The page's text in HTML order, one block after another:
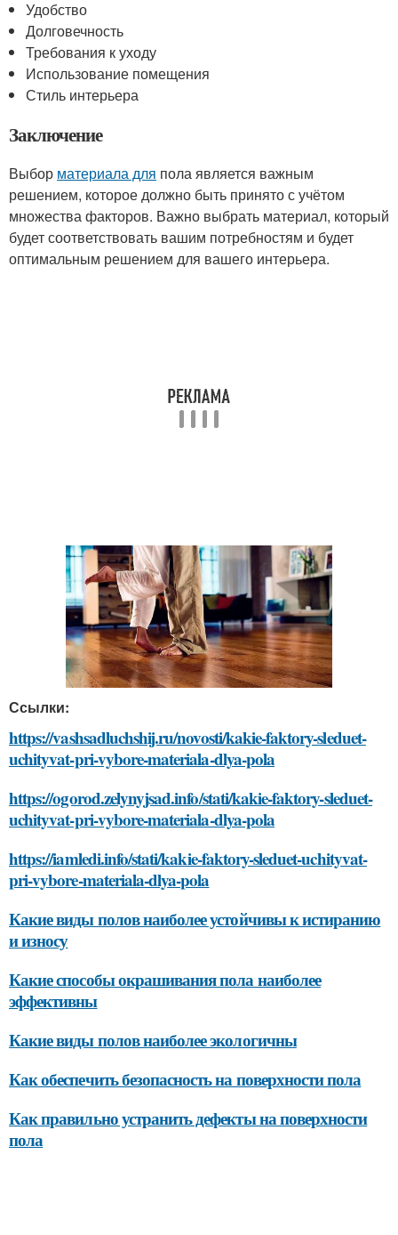
Удобство
Долговечность
Требования к уходу
Использование помещения
Стиль интерьера
Заключение
Выбор материала для пола является важным
решением, которое должно быть принято с учётом
множества факторов. Важно выбрать материал, который
будет соответствовать вашим потребностям и будет
оптимальным решением для вашего интерьера.
Ссылки:
https://vashsadluchshij.ru/novosti/kakie-faktory-sleduet-
uchityvat-pri-vybore-materiala-dlya-pola
https://ogorod.zelynyjsad.info/stati/kakie-faktory-sleduet-
uchityvat-pri-vybore-materiala-dlya-pola
https://iamledi.info/stati/kakie-faktory-sleduet-uchityvat-
pri-vybore-materiala-dlya-pola
Какие виды полов наиболее устойчивы к истиранию
и износу
Какие способы окрашивания пола наиболее
эффективны
Какие виды полов наиболее экологичны
Как обеспечить безопасность на поверхности пола
Как правильно устранить дефекты на поверхности
пола